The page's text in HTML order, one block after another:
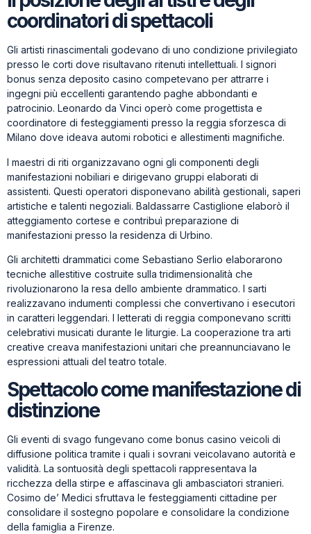
coordinatori di spettacoli
Gli artisti rinascimentali godevano di uno condizione privilegiato
presso le corti dove risultavano ritenuti intellettuali. I signori
bonus senza deposito casino competevano per attrarre i
ingegni più eccellenti garantendo paghe abbondanti e
patrocinio. Leonardo da Vinci operò come progettista e
coordinatore di festeggiamenti presso la reggia sforzesca di
Milano dove ideava automi robotici e allestimenti magnifiche.
I maestri di riti organizzavano ogni gli componenti degli
manifestazioni nobiliari e dirigevano gruppi elaborati di
assistenti. Questi operatori disponevano abilità gestionali, saperi
artistiche e talenti negoziali. Baldassarre Castiglione elaborò il
atteggiamento cortese e contribuì preparazione di
manifestazioni presso la residenza di Urbino.
Gli architetti drammatici come Sebastiano Serlio elaborarono
tecniche allestitive costruite sulla tridimensionalità che
rivoluzionarono la resa dello ambiente drammatico. I sarti
realizzavano indumenti complessi che convertivano i esecutori
in caratteri leggendari. I letterati di reggia componevano scritti
celebrativi musicati durante le liturgie. La cooperazione tra arti
creative creava manifestazioni unitari che preannunciavano le
espressioni attuali del teatro totale.
Spettacolo come manifestazione di
distinzione
Gli eventi di svago fungevano come bonus casinо veicoli di
diffusione politica tramite i quali i sovrani veicolavano autorità e
validità. La sontuosità degli spettacoli rappresentava la
ricchezza della stirpe e affascinava gli ambasciatori stranieri.
Cosimo de’ Medici sfruttava le festeggiamenti cittadine per
consolidare il sostegno popolare e consolidare la condizione
della famiglia a Firenze.